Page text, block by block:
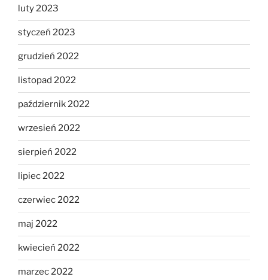
luty 2023
styczeń 2023
grudzień 2022
listopad 2022
październik 2022
wrzesień 2022
sierpień 2022
lipiec 2022
czerwiec 2022
maj 2022
kwiecień 2022
marzec 2022